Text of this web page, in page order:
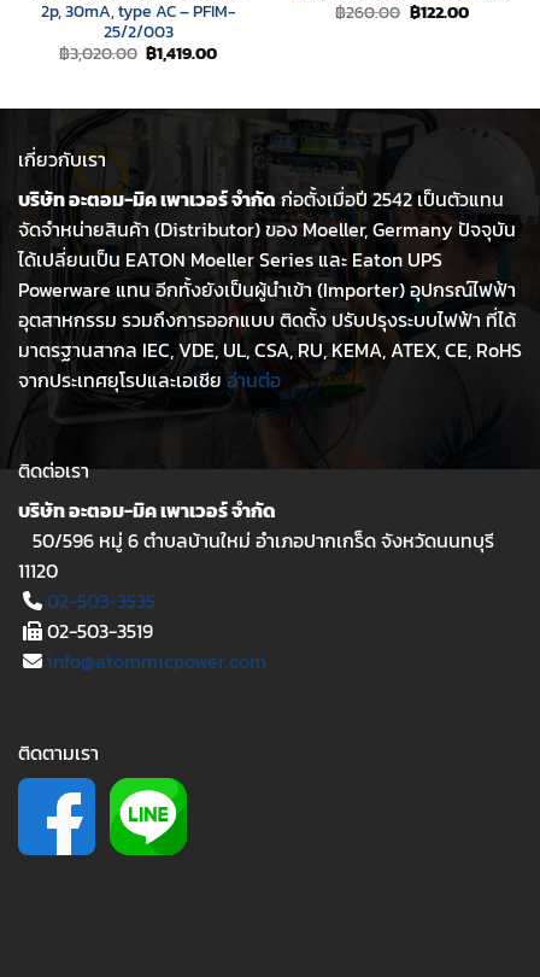
2p, 30mA, type AC – PFIM-
25/2/003
฿3,020.00 Original
price
฿1,419.00Current
฿260.00 Original
price
฿122.00Current
price
เกี่ยวกับเรา
บริษัท อะตอม-มิค เพาเวอร์ จำกัด ก่อตั้งเมื่อปี 2542 เป็นตัวแทน
จัดจำหน่ายสินค้า (Distributor) ของ Moeller, Germany ปัจจุบัน
ได้เปลี่ยนเป็น EATON Moeller Series และ Eaton UPS
Powerware แทน อีกทั้งยังเป็นผู้นำเข้า (Importer) อุปกรณ์ไฟฟ้า
อุตสาหกรรม รวมถึงการออกแบบ ติดตั้ง ปรับปรุงระบบไฟฟ้า ที่ได้
มาตรฐานสากล IEC, VDE, UL, CSA, RU, KEMA, ATEX, CE, RoHS
จากประเทศยุโรปและเอเชียอ่านต่อ
ติดต่อเรา
บริษัท อะตอม-มิค เพาเวอร์ จำกัด
50/596 หมู่ 6 ตำบลบ้านใหม่ อำเภอปากเกร็ด จังหวัดนนทบุรี
11120
02-503-3535
02-503-3519
info@atommicpower.com
ติดตามเรา